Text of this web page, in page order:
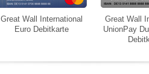
Great Wall International
Euro Debitkarte
Great Wall
UnionPay